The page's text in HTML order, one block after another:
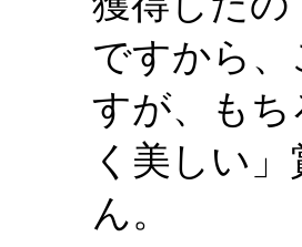
ですから
すが、も
く美しい
ん。